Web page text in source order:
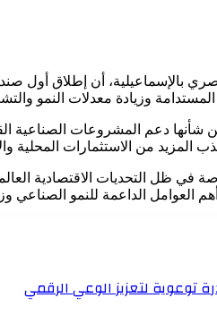
بالإسماعيلية، أن إطلاق أول
المستدامة وزيادة معدلات النمو
دعم المشروعات الصناعية
المزيد من الاستثمارات المحلية
ظل التحديات الاقتصادية
العوامل الداعمة للنمو الصناعي
توعوية لتعزيز الوعي الرقمي